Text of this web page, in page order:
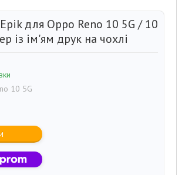
для Oppo Reno 10 5G / 10
із ім'ям друк на чохлі
10 5G